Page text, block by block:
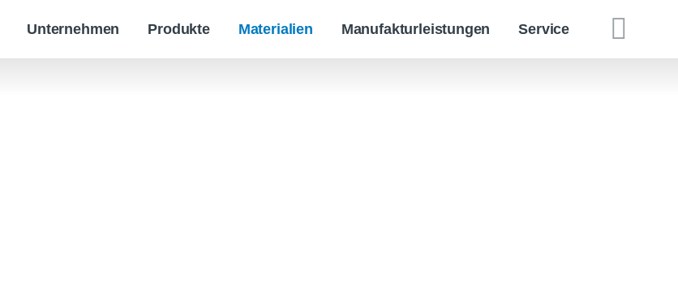
Unternehmen Produkte Materialien Manufakturleistungen Service